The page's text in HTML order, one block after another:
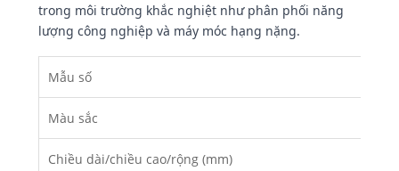
trong môi trường khắc nghiệt như phân phối năng
lượng công nghiệp và máy móc hạng nặng.
Mẫu số
Màu sắc
Chiều dài/chiều cao/rộng (mm)